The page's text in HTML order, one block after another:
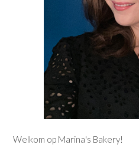
Welkom op Marina's Bakery!